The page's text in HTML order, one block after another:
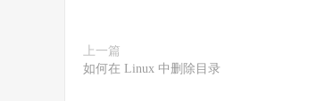
上一篇
如何在 Linux 中删除目录